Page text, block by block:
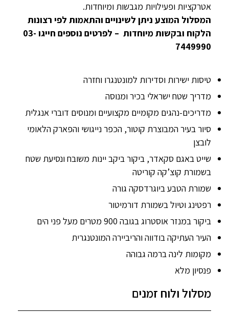
אטרקציות ופעילויות מגבשות ומיוחדות.
המסלול המוצע ניתן לשינויים והתאמות לפי רצונות
הלקוח ובקשות מיוחדות
– לפרטים נוספים חייגו 03-
7449990
טיסות ישירות וסדירות למונטנגרו וחזרה
מדריך שטח ישראלי בכיר ומנוסה
מדריכים-נהגים מקומיים מקצועיים ומנוסים דוברי אנגלית
סיור בעיר המבוצרת קוטור, הכפר נייגושי והפארק הלאומי
לובצן
שייט באגם סקאדר, ביקור ביקב יינות משובח ונסיעת שטח
בשמורת קוצ’קה קוריטה
שמורת הטבע ביוגרדסקה גורה
רפטינג וטיול בשמורת דורמיטור
ביקור במנזר אוסטרוג בגובה 900 מטרים מעל פני הים
העיר העתיקה בודווה והריביירה המונטנגרית
מקומות לינה ברמה גבוהה
פנסיון מלא
מסלול ולוח זמנים